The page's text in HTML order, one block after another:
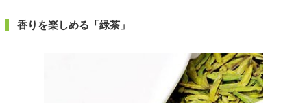
香りを楽しめる「緑茶」